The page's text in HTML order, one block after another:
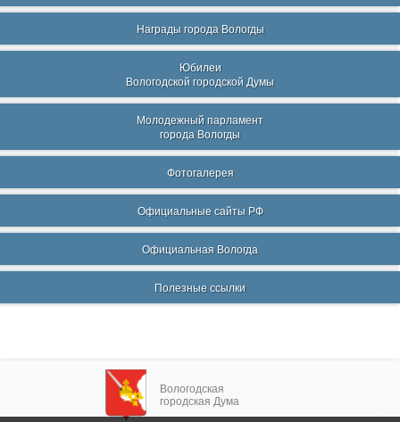
Награды города Вологды
Юбилеи
Вологодской городской Думы
Молодежный парламент
города Вологды
Фотогалерея
Официальные сайты РФ
Официальная Вологда
Полезные ссылки
Вологодская
городская Дума